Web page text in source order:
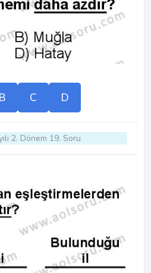
B C D
2. Dönem 19. Soru